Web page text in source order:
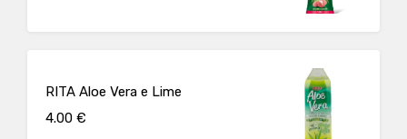
RITA Aloe Vera e Lime
4.00 €